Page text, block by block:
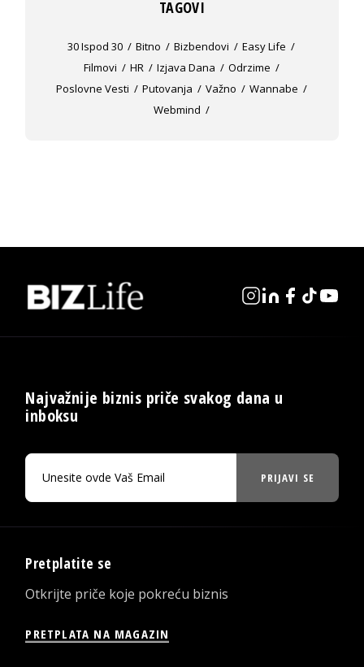
TAGOVI
30 Ispod 30 Bitno Bizbendovi
Easy Life
Filmovi
HR Izjava Dana
Odrzime
Poslovne Vesti
Putovanja Važno
Wannabe
Webmind
Najvažnije biznis priče svakog dana u
inboksu
PRIJAVI SE
Pretplatite se
Otkrijte priče koje pokreću biznis
PRETPLATA NA MAGAZIN